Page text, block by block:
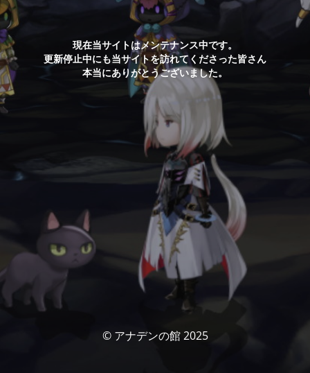
現在当サイトはメンテナンス中です。
更新停止中にも当サイトを訪れてくださった皆さん
本当にありがとうございました。
© アナデンの館 2025